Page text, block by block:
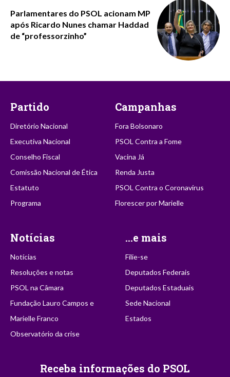
Parlamentares do PSOL acionam MP
após Ricardo Nunes chamar Haddad
de “professorzinho”
Partido
Diretório Nacional
Executiva Nacional
Conselho Fiscal
Comissão Nacional de Ética
Estatuto
Programa
Campanhas
Fora Bolsonaro
PSOL Contra a Fome
Vacina Já
Renda Justa
PSOL Contra o Coronavírus
Florescer por Marielle
Notícias
Notícias
Resoluções e notas
PSOL na Câmara
Fundação Lauro Campos e
Marielle Franco
Observatório da crise
...e mais
Filie-se
Deputados Federais
Deputados Estaduais
Sede Nacional
Estados
Receba informações do PSOL